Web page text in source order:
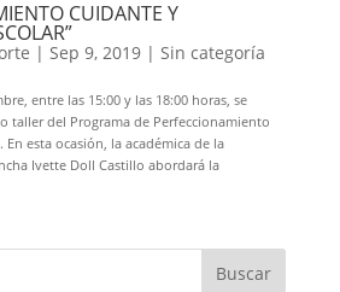
CUIDANTE Y
| Sep 9, 2019| Sin categoría
entre las 15:00 y las 18:00 horas, se
taller del Programa de Perfeccionamiento
esta ocasión, la académica de la
Ivette Doll Castillo abordará la